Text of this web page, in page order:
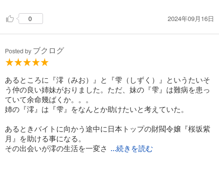
0 2024年09月16日
Posted by ブクログ
あるところに『澪（みお）』と『雫（しずく）』というたいそ
う仲の良い姉妹がおりました。ただ、妹の『雫』は難病を患っ
ていて余命幾ばくか。。。
姉の『澪』は『雫』をなんとか助けたいと考えていた。
あるときバイトに向かう途中に日本トップの財閥令嬢『桜坂紫
月』を助ける事になる。
その出会いが澪の生活を一変さ
...続きを読む